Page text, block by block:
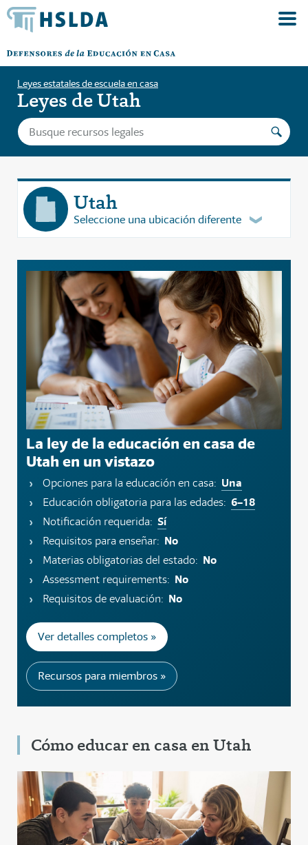
Leyes estatales de escuela en casa
Leyes de Utah
Utah
Seleccione una ubicación diferente
La ley de la educación en casa de
Utah en un vistazo
Opciones para la educación en casa: Una
Educación obligatoria para las edades: 6–18
Notificación requerida: Sí
Requisitos para enseñar: No
Materias obligatorias del estado: No
Assessment requirements: No
Requisitos de evaluación: No
Ver detalles completos »
Recursos para miembros »
Cómo educar en casa en Utah